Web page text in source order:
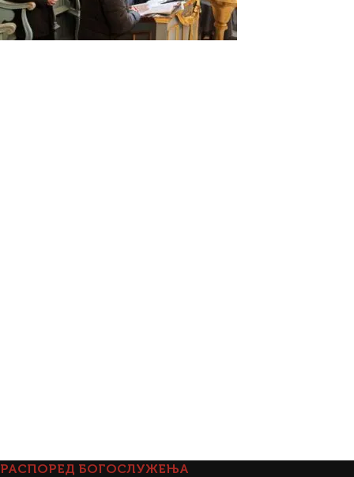
РАСПОРЕД БОГОСЛУЖЕЊА